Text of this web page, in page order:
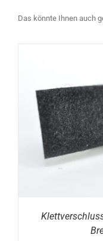
Das könnte Ihnen auch